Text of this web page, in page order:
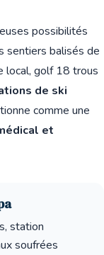
possibilités
sentiers balisés de
local, golf 18 trous
de ski
comme une
et
station
soufrées